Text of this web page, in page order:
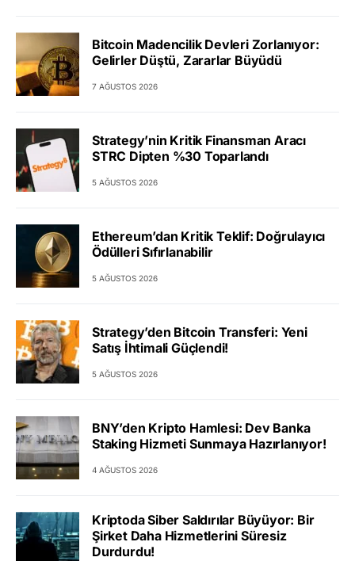
Bitcoin Madencilik Devleri Zorlanıyor:
Gelirler Düştü, Zararlar Büyüdü
7 AĞUSTOS 2026
Strategy’nin Kritik Finansman Aracı
STRC Dipten %30 Toparlandı
5 AĞUSTOS 2026
Ethereum’dan Kritik Teklif: Doğrulayıcı
Ödülleri Sıfırlanabilir
5 AĞUSTOS 2026
Strategy’den Bitcoin Transferi: Yeni
Satış İhtimali Güçlendi!
5 AĞUSTOS 2026
BNY’den Kripto Hamlesi: Dev Banka
Staking Hizmeti Sunmaya Hazırlanıyor!
4 AĞUSTOS 2026
Kriptoda Siber Saldırılar Büyüyor: Bir
Şirket Daha Hizmetlerini Süresiz
Durdurdu!